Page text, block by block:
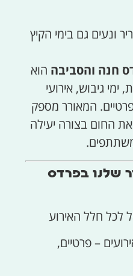
ונעים גם בימי הקיץ
חנה והסביבה הוא
ימי גיבוש, אירועי
המאורר מספק
את החום בצורה יעילה
שלנו בפרדס
לכל חלל האירוע
– פרטיים,